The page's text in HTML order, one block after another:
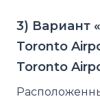
3) Вариант
Toronto
Toronto